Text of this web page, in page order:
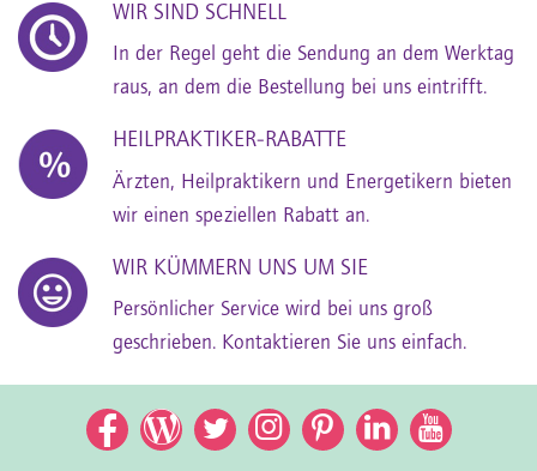
WIR SIND SCHNELL
In der Regel geht die Sendung an dem Werktag
raus, an dem die Bestellung bei uns eintrifft.
HEILPRAKTIKER-RABATTE
Ärzten, Heilpraktikern und Energetikern bieten
wir einen speziellen Rabatt an.
WIR KÜMMERN UNS UM SIE
Persönlicher Service wird bei uns groß
geschrieben. Kontaktieren Sie uns einfach.
Facebook
Facebook
TwitterInstagram
Pinterest
LinkedIn